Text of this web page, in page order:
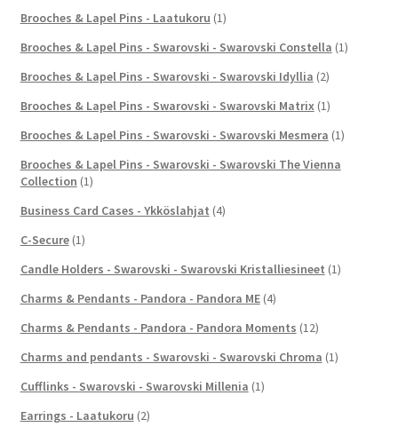
Brooches & Lapel Pins - Laatukoru (1)
Brooches & Lapel Pins - Swarovski - Swarovski Constella (1)
Brooches & Lapel Pins - Swarovski - Swarovski Idyllia (2)
Brooches & Lapel Pins - Swarovski - Swarovski Matrix (1)
Brooches & Lapel Pins - Swarovski - Swarovski Mesmera (1)
Brooches & Lapel Pins - Swarovski - Swarovski The Vienna
Collection (1)
Business Card Cases - Ykköslahjat (4)
C-Secure (1)
Candle Holders - Swarovski - Swarovski Kristalliesineet (1)
Charms & Pendants - Pandora - Pandora ME (4)
Charms & Pendants - Pandora - Pandora Moments (12)
Charms and pendants - Swarovski - Swarovski Chroma (1)
Cufflinks - Swarovski - Swarovski Millenia (1)
Earrings - Laatukoru (2)